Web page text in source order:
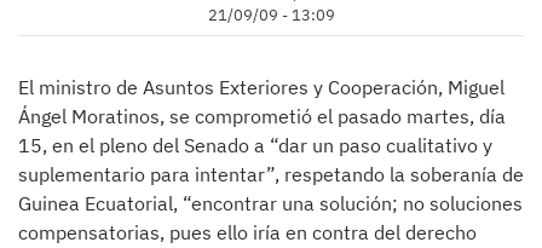
21/09/09 - 13:09
El ministro de Asuntos Exteriores y Cooperación, Miguel
Ángel Moratinos, se comprometió el pasado martes, día
15, en el pleno del Senado a “dar un paso cualitativo y
suplementario para intentar”, respetando la soberanía de
Guinea Ecuatorial, “encontrar una solución; no soluciones
compensatorias, pues ello iría en contra del derecho